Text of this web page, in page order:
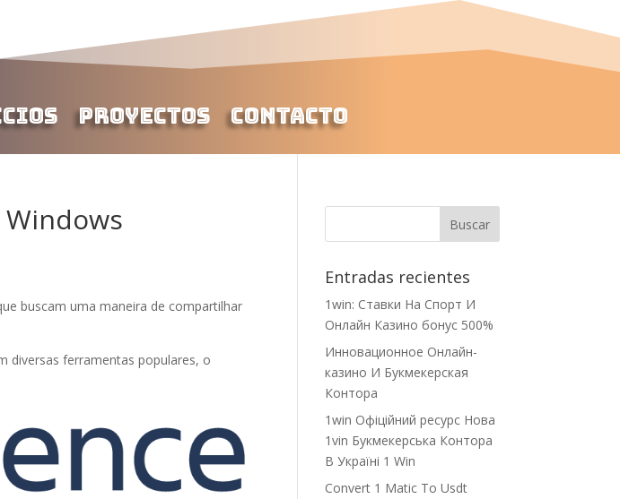
Proyectos Contacto
buscam uma maneira de compartilhar
diversas ferramentas populares, o
Entradas recientes
1win: Ставки На Cпорт И
Онлайн Казино бонус 500%
Инновационное Онлайн-
казино И Букмекерская
Контора
1win Офіційний ресурс Нова
1vin Букмекерська Контора
В Україні 1 Win
Convert 1 Matic To Usdt